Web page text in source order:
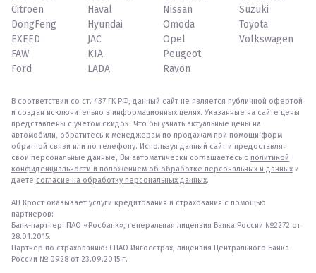
Citroen
DongFeng
EXEED
FAW
Ford
Haval
Hyundai
JAC
KIA
LADA
Nissan
Omoda
Opel
Peugeot
Ravon
Suzuki
Toyota
Volkswagen
В соответствии со ст. 437 ГК РФ, данный сайт не является публичной офертой
и создан исключительно в информационных целях. Указанные на сайте цены
представлены с учетом скидок. Что бы узнать актуальные цены на
автомобили, обратитесь к менеджерам по продажам при помощи форм
обратной связи или по телефону. Используя данный сайт и предоставляя
свои персональные данные, Вы автоматически соглашаетесь с политикой
конфиденциальности и положением об обработке персональных и данных и
даете согласие на обработку персональных данных.
АЦ Крост оказывает услуги кредитования и страхования с помощью
партнеров:
Банк-партнер: ПАО «Росбанк», генеральная лицензия Банка России №2272 от
28.01.2015.
Партнер по страхованию: СПАО Ингосстрах, лицензия Центрального Банка
России № 0928 от 23.09.2015 г.